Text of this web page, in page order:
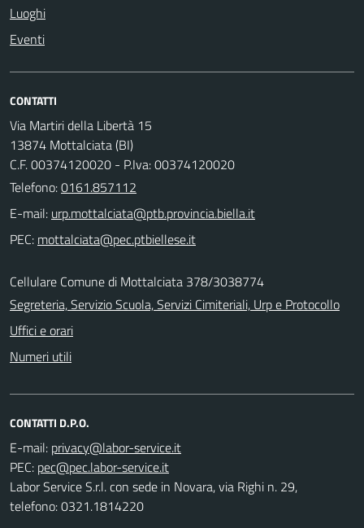
Luoghi
Eventi
CONTATTI
Via Martiri della Libertà 15
13874 Mottalciata (BI)
C.F. 00374120020 - P.Iva: 00374120020
Telefono:0161.857112
E-mail:
PEC:
Cellulare Comune di Mottalciata 378/3038774
Segreteria, Servizio Scuola, Servizi Cimiteriali, Urp e Protocollo
Uffici e orari
Numeri utili
CONTATTI D.P.O.
E-mail:
PEC:
Labor Service S.r.l. con sede in Novara, via Righi n. 29,
telefono: 0321.1814220